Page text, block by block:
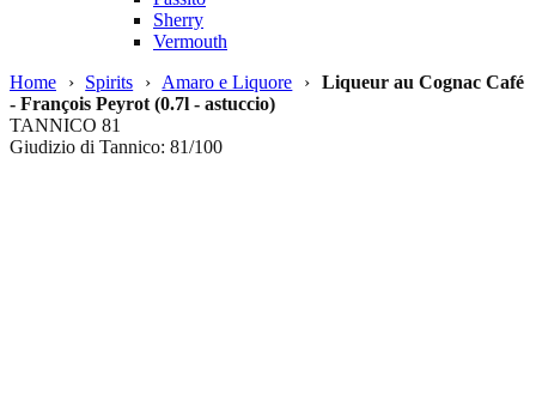
Sherry
Vermouth
Home
› Spirits › Amaro e Liquore › Liqueur au Cognac Café
- François Peyrot (0.7l - astuccio)
TANNICO 81
Giudizio di Tannico: 81/100